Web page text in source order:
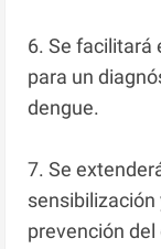
6. Se facilitará
para un
dengue.
7. Se
sensibilización
prevención del